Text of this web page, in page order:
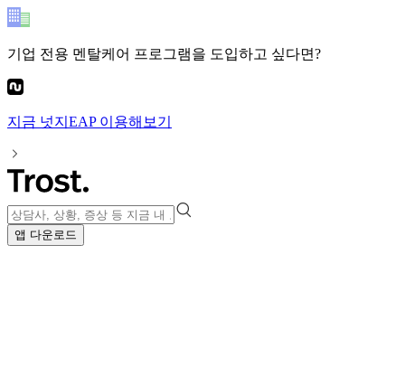
기업 전용 멘탈케어 프로그램을 도입하고 싶다면?
지금 넛지EAP이용해보기
앱 다운로드